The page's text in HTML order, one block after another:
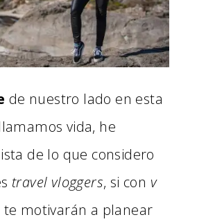
de nuestro lado en esta
vida, he
de lo que considero
travel vloggers, si con v
te motivarán a planear